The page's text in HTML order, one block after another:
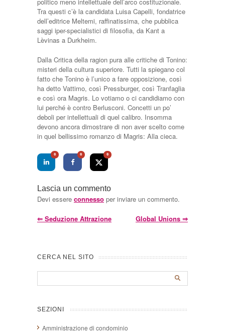
Tra questi c’è la candidata Luisa Capelli, fondatrice
dell’editrice Meltemi, raffinatissima, che pubblica
saggi iper-specialistici di filosofia, da Kant a
Lèvinas a Durkheim.
Dalla Critica della ragion pura alle critiche di Tonino:
misteri della cultura superiore. Tutti la spiegano col
fatto che Tonino è l’unico a fare opposizione, così
ha detto Vattimo, così Pressburger, così Tranfaglia
e così ora Magris. Lo votiamo o ci candidiamo con
lui perché è contro Berlusconi. Concetti un po’
deboli per intellettuali di quel calibro. Insomma
devono ancora dimostrare di non aver scelto come
in quel bellissimo romanzo di Magris: Alla cieca.
0 0 0
Lascia un commento
Devi essere connesso per inviare un commento.
⇐ Seduzione Attrazione Global Unions ⇒
CERCA NEL SITO
SEZIONI
Amministrazione di condominio